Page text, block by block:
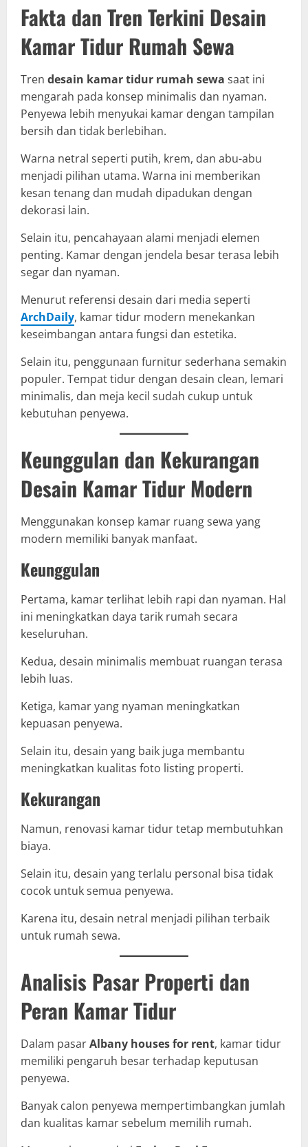
Fakta dan Tren Terkini Desain
Kamar Tidur Rumah Sewa
Tren desain kamar tidur rumah sewa saat ini
mengarah pada konsep minimalis dan nyaman.
Penyewa lebih menyukai kamar dengan tampilan
bersih dan tidak berlebihan.
Warna netral seperti putih, krem, dan abu-abu
menjadi pilihan utama. Warna ini memberikan
kesan tenang dan mudah dipadukan dengan
dekorasi lain.
Selain itu, pencahayaan alami menjadi elemen
penting. Kamar dengan jendela besar terasa lebih
segar dan nyaman.
Menurut referensi desain dari media seperti
ArchDaily, kamar tidur modern menekankan
keseimbangan antara fungsi dan estetika.
Selain itu, penggunaan furnitur sederhana semakin
populer. Tempat tidur dengan desain clean, lemari
minimalis, dan meja kecil sudah cukup untuk
kebutuhan penyewa.
Keunggulan dan Kekurangan
Desain Kamar Tidur Modern
Menggunakan konsep kamar ruang sewa yang
modern memiliki banyak manfaat.
Keunggulan
Pertama, kamar terlihat lebih rapi dan nyaman. Hal
ini meningkatkan daya tarik rumah secara
keseluruhan.
Kedua, desain minimalis membuat ruangan terasa
lebih luas.
Ketiga, kamar yang nyaman meningkatkan
kepuasan penyewa.
Selain itu, desain yang baik juga membantu
meningkatkan kualitas foto listing properti.
Kekurangan
Namun, renovasi kamar tidur tetap membutuhkan
biaya.
Selain itu, desain yang terlalu personal bisa tidak
cocok untuk semua penyewa.
Karena itu, desain netral menjadi pilihan terbaik
untuk rumah sewa.
Analisis Pasar Properti dan
Peran Kamar Tidur
Dalam pasarAlbany houses for rent, kamar tidur
memiliki pengaruh besar terhadap keputusan
penyewa.
Banyak calon penyewa mempertimbangkan jumlah
dan kualitas kamar sebelum memilih rumah.